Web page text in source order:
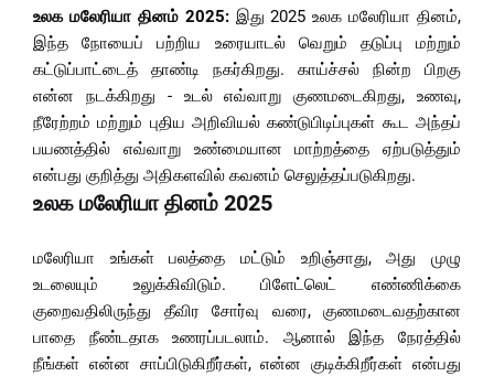
உலக மலேரியா தினம் 2025: இது 2025 உலக மலேரியா தினம்,
இந்த நோயைப் பற்றிய உரையாடல் வெறும் தடுப்பு மற்றும்
கட்டுப்பாட்டைத் தாண்டி நகர்கிறது. காய்ச்சல் நின்ற பிறகு
என்ன நடக்கிறது - உடல் எவ்வாறு குணமடைகிறது, உணவு,
நீரேற்றம் மற்றும் புதிய அறிவியல் கண்டுபிடிப்புகள் கூட அந்தப்
பயணத்தில் எவ்வாறு உண்மையான மாற்றத்தை ஏற்படுத்தும்
என்பது குறித்து அதிகளவில் கவனம் செலுத்தப்படுகிறது.
உலக மலேரியா தினம் 2025
மலேரியா உங்கள் பலத்தை மட்டும் உறிஞ்சாது, அது முழு
உடலையும் உலுக்கிவிடும். பிளேட்லெட் எண்ணிக்கை
குறைவதிலிருந்து தீவிர சோர்வு வரை, குணமடைவதற்கான
பாதை நீண்டதாக உணரப்படலாம். ஆனால் இந்த நேரத்தில்
நீங்கள் என்ன சாப்பிடுகிறீர்கள், என்ன குடிக்கிறீர்கள் என்பது